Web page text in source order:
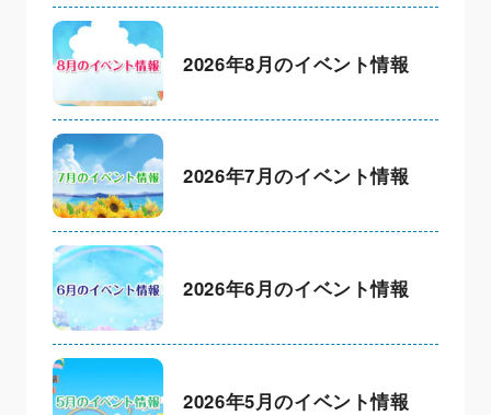
2026年8月のイベント情報
2026年7月のイベント情報
2026年6月のイベント情報
2026年5月のイベント情報